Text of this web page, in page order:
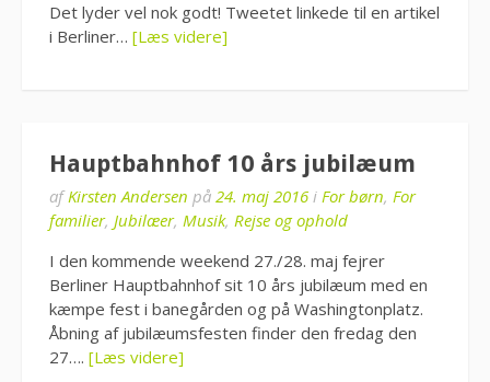
Det lyder vel nok godt! Tweetet linkede til en artikel
i Berliner… [Læs videre]
Hauptbahnhof 10 års jubilæum
afKirsten Andersen på 24. maj 2016 i For børn, For
familier, Jubilæer, Musik, Rejse og ophold
I den kommende weekend 27./28. maj fejrer
Berliner Hauptbahnhof sit 10 års jubilæum med en
kæmpe fest i banegården og på Washingtonplatz.
Åbning af jubilæumsfesten finder den fredag den
27…. [Læs videre]